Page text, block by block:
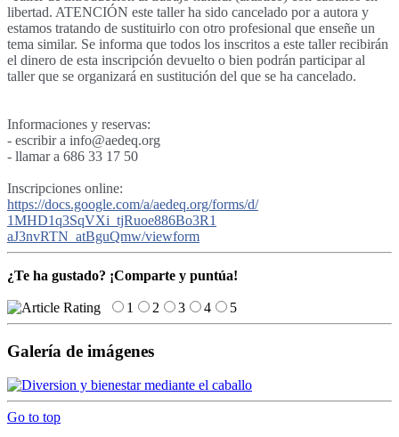
libertad. ATENCIÓN este taller ha sido cancelado por a autora y
estamos tratando de sustituirlo con otro profesional que enseñe un
tema similar. Se informa que todos los inscritos a este taller recibirán
el dinero de esta inscripción devuelto o bien podrán participar al
taller que se organizará en sustitución del que se ha cancelado.
Informaciones y reservas:
- escribir a info@aedeq.org
- llamar a 686 33 17 50
Inscripciones online:
https://docs.google.com/a/aedeq.org/forms/d/
1MHD1q3SqVXi_tjRuoe886Bo3R1
aJ3nvRTN_atBguQmw/viewform
¿Te ha gustado? ¡Comparte y puntúa!
1 2 3 4 5
Galería de imágenes
Go to top